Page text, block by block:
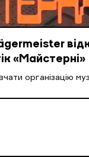
«Майстерні»
організацію